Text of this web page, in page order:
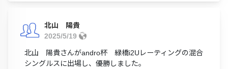
北山 陽貴
2025/5/19
北山 陽貴さんがandro杯 緑橋i2Uレーティングの混合
シングルスに出場し、優勝しました。